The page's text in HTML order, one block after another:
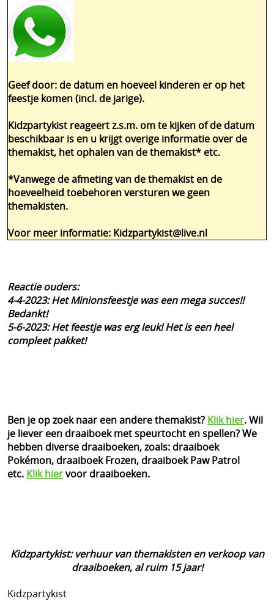
Geef door: de datum en hoeveel kinderen er op het
feestje komen (incl. de jarige).
Kidzpartykist reageert z.s.m. om te kijken of de datum
beschikbaar is en u krijgt overige informatie over de
themakist, het ophalen van de themakist* etc.
*Vanwege de afmeting van de themakist en de
hoeveelheid toebehoren versturen we geen
themakisten.
Voor meer informatie: Kidzpartykist@live.nl
Reactie ouders:
4-4-2023: Het Minionsfeestje was een mega succes!!
Bedankt!
5-6-2023: Het feestje was erg leuk! Het is een heel
compleet pakket!
Ben je op zoek naar een andere themakist? Klik hier. Wil
je liever een draaiboek met speurtocht en spellen? We
hebben diverse draaiboeken, zoals: draaiboek
Pokémon, draaiboek Frozen, draaiboek Paw Patrol
etc. Klik hiervoor draaiboeken.
Kidzpartykist: verhuur van themakisten en verkoop van
draaiboeken, al ruim 15 jaar!
Kidzpartykist